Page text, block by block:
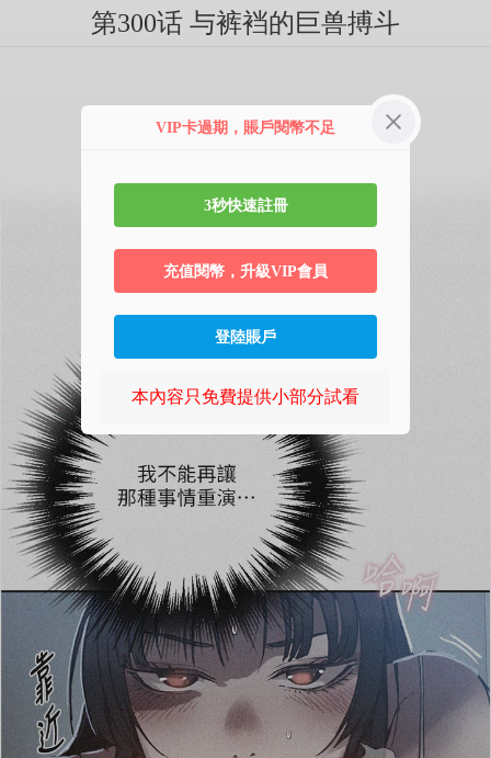
第300话 与裤裆的巨兽搏斗
VIP卡過期，賬戶閱幣不足
3秒快速註冊
充值閱幣，升級VIP會員
登陸賬戶
本內容只免費提供小部分試看